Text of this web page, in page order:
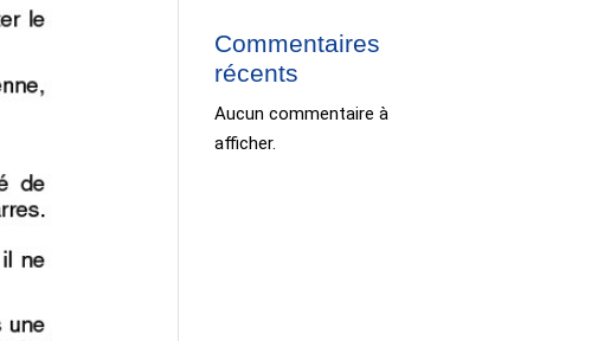
Commentaires
récents
Aucun commentaire à
afficher.